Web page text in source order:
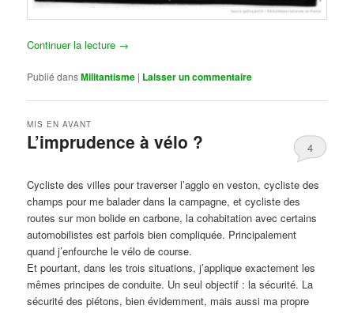
Continuer la lecture →
Publié dansMilitantisme | Laisser un commentaire
L’imprudence à vélo ?
MIS EN AVANT
4
Cycliste des villes pour traverser l’agglo en veston, cycliste des
champs pour me balader dans la campagne, et cycliste des
routes sur mon bolide en carbone, la cohabitation avec certains
automobilistes est parfois bien compliquée. Principalement
quand j’enfourche le vélo de course.
Et pourtant, dans les trois situations, j’applique exactement les
mêmes principes de conduite. Un seul objectif : la sécurité. La
sécurité des piétons, bien évidemment, mais aussi ma propre